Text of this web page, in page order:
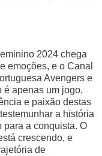
2024 chega
emoções, e o Canal
Avengers e
é apenas um jogo,
e paixão destas
a história
para a conquista. O
crescendo, e
de